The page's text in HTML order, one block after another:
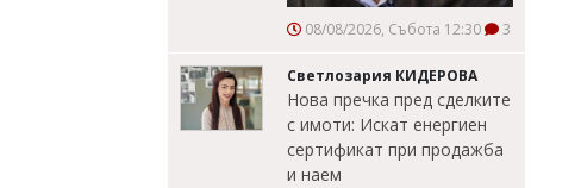
08/08/2026, Събота 12:30 3
Светлозария КИДЕРОВА
Нова пречка пред сделките
с имоти: Искат енергиен
сертификат при продажба
и наем